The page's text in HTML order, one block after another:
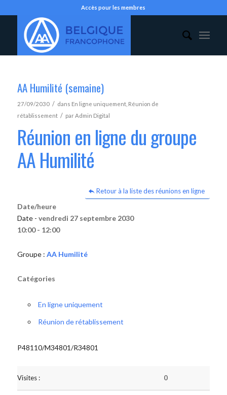
Accès pour les membres
AA Humilité (semaine)
27/09/2030 / dans En ligne uniquement, Réunion de
rétablissement / parAdmin Digital
Réunion en ligne du groupe
AA Humilité
Retour à la liste des réunions en ligne
Date/heure
Date - vendredi 27 septembre 2030
10:00 - 12:00
Groupe : AA Humilité
Catégories
En ligne uniquement
Réunion de rétablissement
P48110/M34801/R34801
Visites : 0